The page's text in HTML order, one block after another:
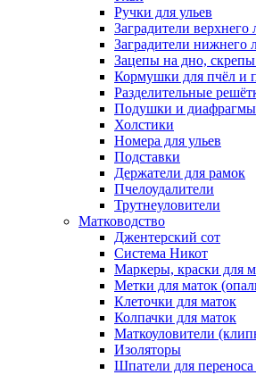
Ручки для ульев
Заградители верхнего
Заградители нижнего
Зацепы на дно, скрепы
Кормушки для пчёл и
Разделительные
Подушки и диафрагмы
Холстики
Номера для ульев
Подставки
Держатели для рамок
Пчелоудалители
Трутнеуловители
Матководство
Джентерский сот
Система Никот
Маркеры, краски для
Метки для маток
Клеточки для маток
Колпачки для маток
Маткоуловители
Изоляторы
Шпатели для